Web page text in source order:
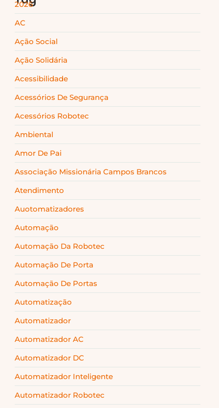
2026
AC
Ação Social
Ação Solidária
Acessibilidade
Acessórios De Segurança
Acessórios Robotec
Ambiental
Amor De Pai
Associação Missionária Campos Brancos
Atendimento
Auotomatizadores
Automação
Automação Da Robotec
Automação De Porta
Automação De Portas
Automatização
Automatizador
Automatizador AC
Automatizador DC
Automatizador Inteligente
Automatizador Robotec